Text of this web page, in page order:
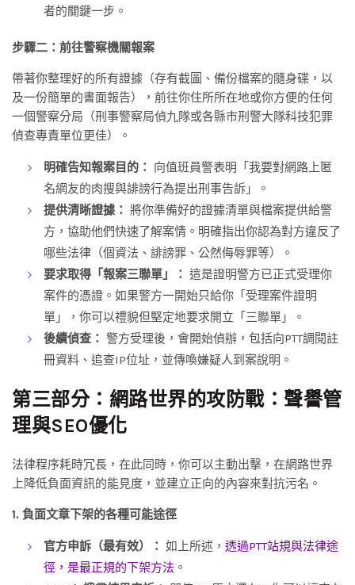
者的關鍵一步。
步驟二：前往警察機關報案
帶著你整理好的所有證據（存有截圖、備份檔案的隨身碟，以
及一份簡單的書面報告），前往你住所所在地或你方便的任何
一個警察分局（刑事警察局偵九隊或各縣市刑警大隊科技犯罪
偵查專責單位更佳）。
明確告知報案目的： 向值班員警表明「我要對網路上匿
名網友的肉搜與誹謗行為提出刑事告訴」。
提供清晰證據： 將你準備好的證據清單與檔案提供給警
方，協助他們快速了解案情。明確指出你認為對方違反了
哪些法律（個資法、誹謗罪、公然侮辱罪等）。
要求取得「報案三聯單」： 這是證明警方已正式受理你
案件的憑證。如果警方一開始只給你「受理案件證明
單」，你可以禮貌但堅定地要求開立「三聯單」。
後續偵查： 警方受理後，會開始偵辦，包括向PTT調閱註
冊資料、追查IP位址，並傳喚嫌疑人到案說明。
第三部分：網路世界的攻防戰：聲譽管
理與SEO優化
法律程序耗時冗長，在此同時，你可以主動出擊，在網路世界
上降低負面資訊的能見度，並建立正向的內容來對抗污名。
1. 負面文章下架的各種可能途徑
官方申訴（最有效）： 如上所述， 透過PTT站規與法律途
徑，是最正規的下架方法 。